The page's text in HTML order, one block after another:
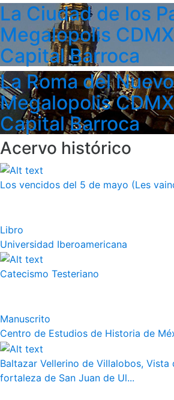
La Ciudad de los
Megalopolis
Capital Barroca
La Roma del
Megalopolis
Capital Barroca
Acervo histórico
Los vencidos del 5 de mayo (Les
Libro
Universidad Iberoamericana
Catecismo Testeriano
Manuscrito
Centro de Estudios de Historia de
Baltazar Vellerino de Villalobos,
fortaleza de San Juan de Ul...